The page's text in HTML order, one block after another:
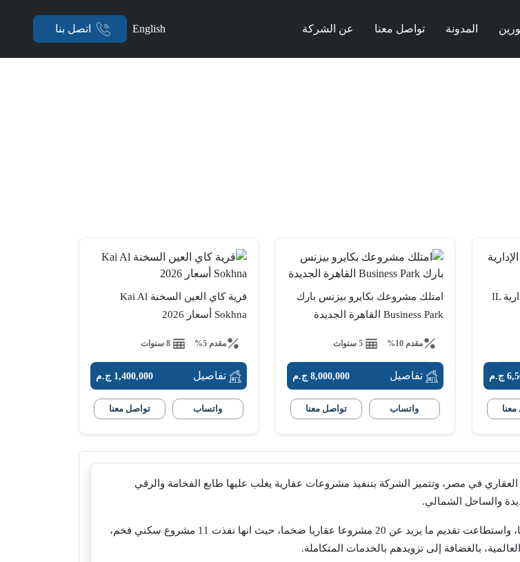
المدونة تواصل معنا عن الشركة English اتصل بنا
كمبوند البوسكو العاصمة الإدارية IL
ج.م
امتلك مشروعك بكايرو بيزنس بارك
Business Park القاهرة الجديدة
مقدم 10% 5 سنوات
تفاصيل 8,000,000 ج.م
واتساب تواصل معنا
قرية كاي العين السخنة Kai Al
Sokhna أسعار 2026
مقدم 5% 8 سنوات
تفاصيل 1,400,000 ج.م
واتساب تواصل معنا
في مصر، وتتميز الشركة بتنفيذ مشروعات عقارية يغلب عليها طابع الفخامة والرقي
والساحل الشمالي.
عملت الشركة على ترسيخ اسمها في السوق العقاري منذ لحظة تأسيسها، واستطاعت تقديم ما يزيد عن 20 مشروعا عقاريا ضخما، حيث انها نفذت 11 مشروع سكني فخم،